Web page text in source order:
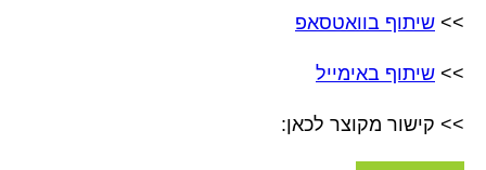
>> שיתוף בוואטסאפ
>> שיתוף באימייל
>> קישור מקוצר לכאן: